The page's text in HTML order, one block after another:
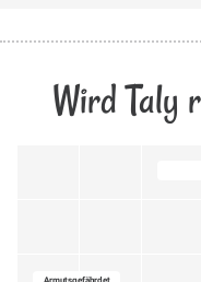
Wird Taly